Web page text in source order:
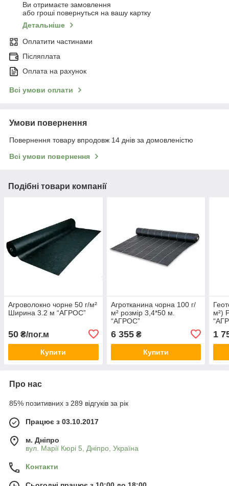
Ви отримаєте замовлення
або гроші повернуться на вашу картку
Детальніше
Оплатити частинами
Післяплата
Оплата на рахунок
Всі умови оплати
Умови повернення
Повернення товару впродовж 14 днів за домовленістю
Всі умови повернення
Подібні товари компанії
Агроволокно чорне 50 г/м²
Ширина 3.2 м “AГРОС”
50 ₴/пог.м
Купити
Агротканина чорна 100 г/
м² розмір 3,4*50 м.
“AГРОС”
6 355₴
Купити
м²)
1
Про нас
85% позитивних з 289 відгуків за рік
Працює з 03.10.2017
м. Дніпро
вул. Марії Кюрі 5, Дніпро, Україна
Контакти